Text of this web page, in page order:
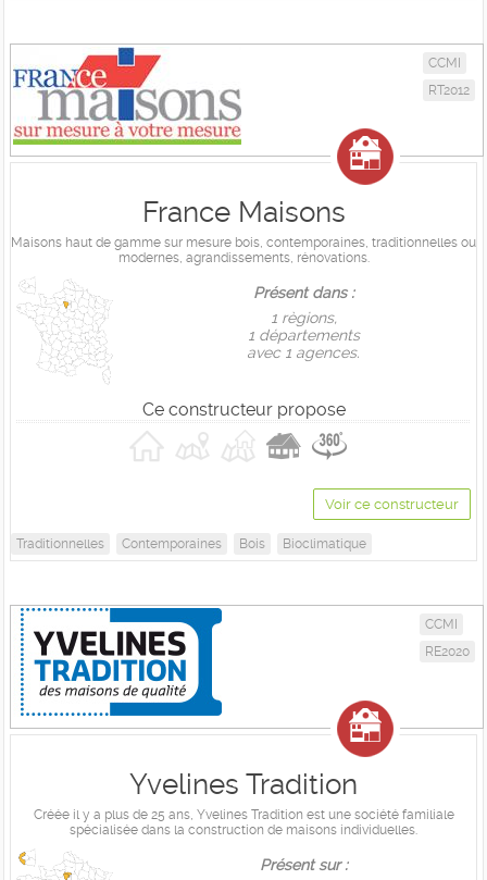
CCMI
RT2012
France Maisons
Maisons haut de gamme sur mesure bois, contemporaines, traditionnelles ou
modernes, agrandissements, rénovations.
Présent dans :
1 règions,
1 départements
avec 1 agences.
Ce constructeur propose
Voir ce constructeur
Traditionnelles Contemporaines Bois Bioclimatique
CCMI
RE2020
Yvelines Tradition
Créée il y a plus de 25 ans, Yvelines Tradition est une société familiale
spécialisée dans la construction de maisons individuelles.
Présent sur :